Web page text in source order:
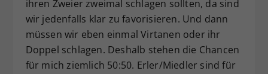
ihren Zweier zweimal schlagen sollten, da sind
wir jedenfalls klar zu favorisieren. Und dann
müssen wir eben einmal Virtanen oder ihr
Doppel schlagen. Deshalb stehen die Chancen
für mich ziemlich 50:50. Erler/Miedler sind für